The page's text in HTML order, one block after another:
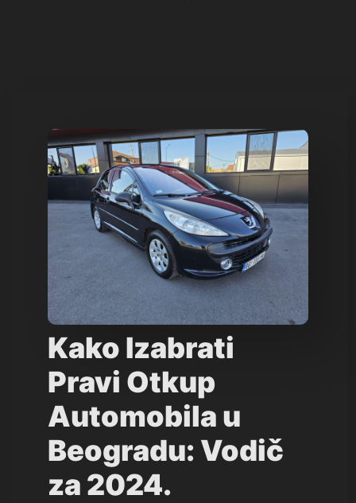
Kako Izabrati
Pravi Otkup
Automobila u
Beogradu: Vodič
za 2024.